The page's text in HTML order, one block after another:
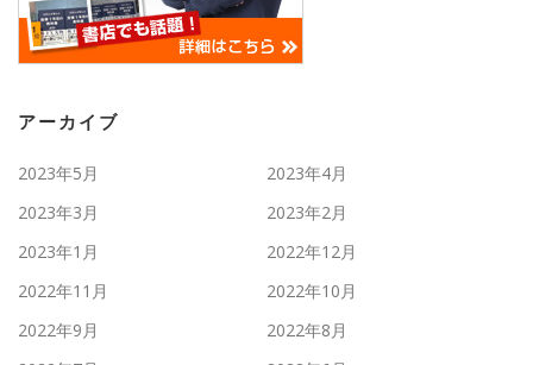
アーカイブ
2023年5月
2023年4月
2023年3月
2023年2月
2023年1月
2022年12月
2022年11月
2022年10月
2022年9月
2022年8月